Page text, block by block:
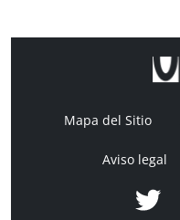
Mapa del Sitio
Aviso legal